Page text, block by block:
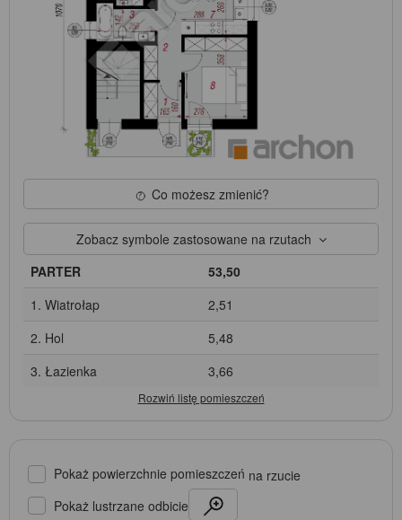
Co możesz zmienić?
Zobacz symbole zastosowane na rzutach
PARTER
53,50
1. Wiatrołap
2,51
2. Hol
5,48
3. Łazienka
3,66
Pokaż powierzchnie pomieszczeń na rzucie
Pokaż lustrzane odbicie